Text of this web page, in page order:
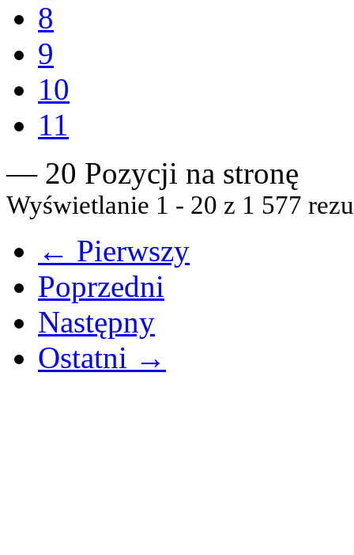
8
9
10
11
— 20 Pozycji na stronę
Wyświetlanie 1 - 20 z 1 577
← Pierwszy
Poprzedni
Następny
Ostatni →